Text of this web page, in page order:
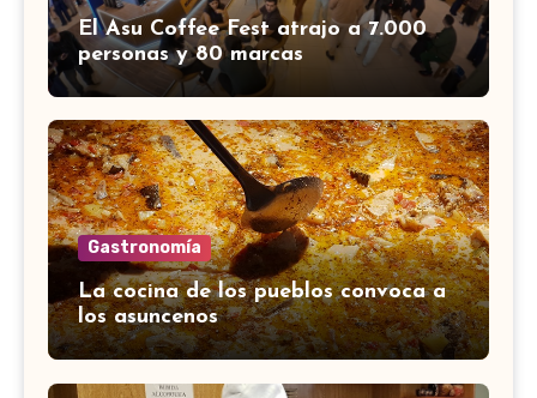
El Asu Coffee Fest atrajo a 7.000
personas y 80 marcas
Gastronomía
La cocina de los pueblos convoca a
los asuncenos